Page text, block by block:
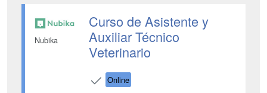
Nubika
Curso de Asistente y
Auxiliar Técnico
Veterinario
Online